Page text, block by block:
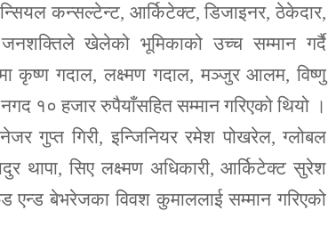
कन्सल्टेन्ट, आर्किटेक्ट, डिजाइनर, ठेकेदार,
जनशक्तिले खेलेको भूमिकाको उच्च सम्मान गर्दै
कृष्ण गदाल, लक्ष्मण गदाल, मञ्जुर आलम, विष्णु
१० हजार रुपैयाँसहित सम्मान गरिएको थियो ।
गुप्त गिरी, इन्जिनियर रमेश पोखरेल, ग्लोबल
थापा, सिए लक्ष्मण अधिकारी, आर्किटेक्ट सुरेश
एन्ड बेभरेजका विवश कुमाललाई सम्मान गरिएको